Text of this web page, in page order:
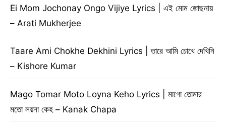
Ei Mom Jochonay Ongo Vijiye Lyrics | এই মোম জোছনায়
– Arati Mukherjee
Taare Ami Chokhe Dekhini Lyrics | তারে আমি চোখে দেখিনি
– Kishore Kumar
Mago Tomar Moto Loyna Keho Lyrics | মাগো তোমার
মতো লয়না কেহ – Kanak Chapa